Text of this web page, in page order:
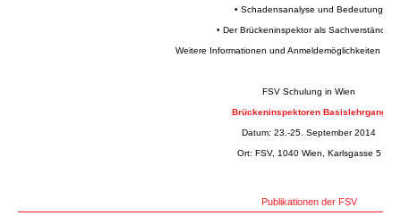
• Schadensanalyse und Bedeutung
• Der Brückeninspektor als Sachverständiger
Weitere Informationen und Anmeldemöglichkeiten
FSV Schulung in Wien
Brückeninspektoren Basislehrgang
Datum: 23.-25. September 2014
Ort: FSV, 1040 Wien, Karlsgasse 5
Publikationen der FSV